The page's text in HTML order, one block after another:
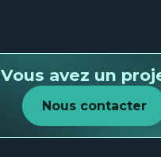
Vous avez un
Nous contacter